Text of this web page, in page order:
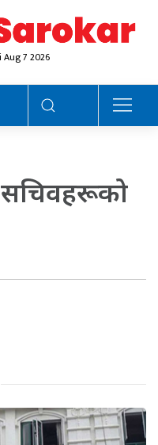
Aug 7 2026
सचिवहरूको